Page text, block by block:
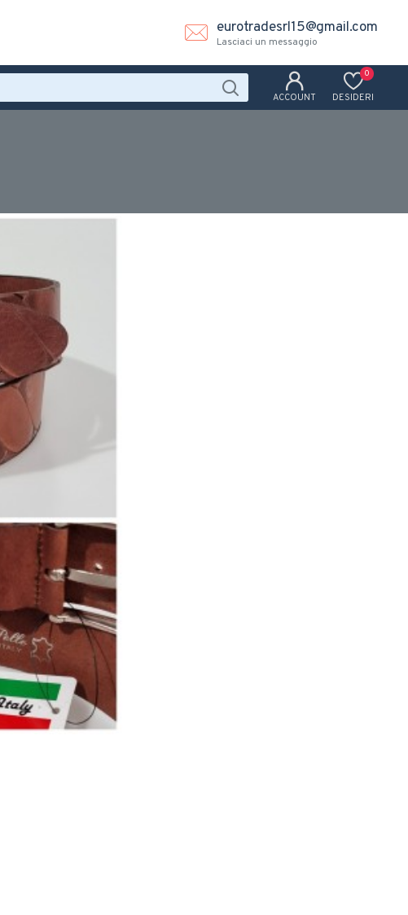
eurotradesrl15@gmail.com
Lasciaci un messaggio
ACCOUNT DESIDERI
0